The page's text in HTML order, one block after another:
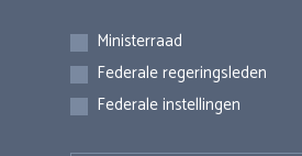
Inschrijvingen
Ministerraad
Federale regeringsleden
Federale instellingen